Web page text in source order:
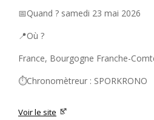
📅Quand ? samedi 23 mai 2026
📍Où ?
France, Bourgogne Franche-
⏱️Chronomètreur : SPORKRONO
Voir le site